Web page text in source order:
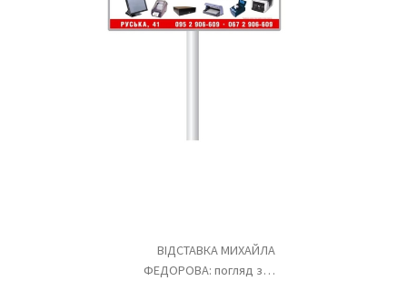
ВІДСТАВКА МИХАЙЛА
ФЕДОРОВА: погляд з…